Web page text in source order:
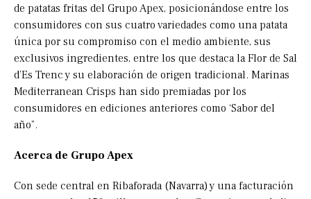
de patatas fritas del Grupo Apex, posicionándose entre los
consumidores con sus cuatro variedades como una patata
única por su compromiso con el medio ambiente, sus
exclusivos ingredientes, entre los que destaca la Flor de Sal
d’Es Trenc y su elaboración de origen tradicional. Marinas
Mediterranean Crisps han sido premiadas por los
consumidores en ediciones anteriores como ‘Sabor del
año”.
Acerca de Grupo Apex
Con sede central en Ribaforada (Navarra) y una facturación